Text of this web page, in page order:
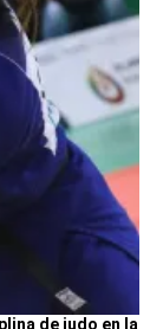
de judo en la